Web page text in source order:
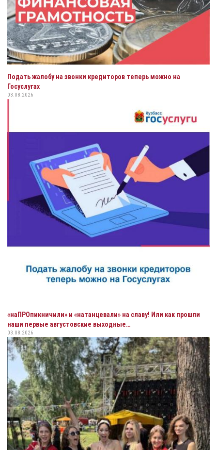
Подать жалобу на звонки кредиторов теперь можно на
Госуслугах
03.08.2026
«наПРОпикничили» и «натанцевали» на славу! Или как прошли
наши первые августовские выходные…
03.08.2026